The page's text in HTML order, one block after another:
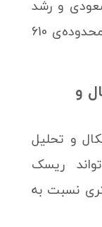
و رشد
قیمت سهم تا مقاومت بعدی در محدوده‌ی 610
و
و تحلیل
ریسک
نسبت به